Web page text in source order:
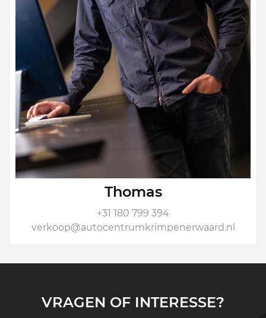
Thomas
+31 180 799 394
verkoop@autocentrumkrimpenerwaard.nl
VRAGEN OF INTERESSE?